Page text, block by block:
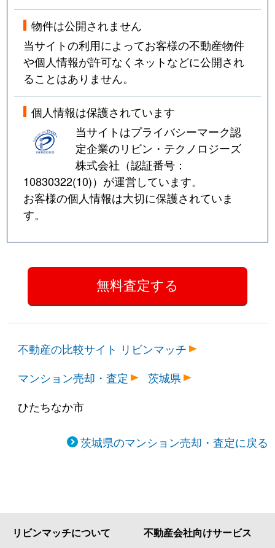
物件は公開されません
当サイトの利用によってお客様の不動産物件
や個人情報が許可なくネットなどに公開され
ることはありません。
個人情報は保護されています
当サイトはプライバシーマーク認
定企業のリビン・テクノロジーズ
株式会社（認証番号：
10830322(10)）が運営しています。
お客様の個人情報は大切に保護されていま
す。
不動産の比較サイト リビンマッチ
マンション売却・査定
茨城県
ひたちなか市
茨城県のマンション売却・査定に戻る
リビンマッチについて 不動産会社向けサービス